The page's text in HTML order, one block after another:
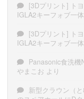
[3Dプリント] ト
IGLA2キーフォブ一
[3Dプリント] ト
IGLA2キーフォブ一
Panasonic食洗機
やまこお より
新型クラウン（